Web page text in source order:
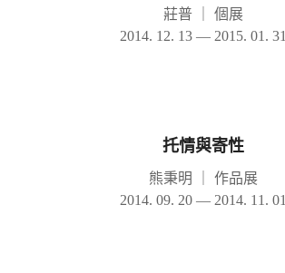
莊普
個展
2014. 12. 13 — 2015. 01. 31
托情與寄性
熊秉明
作品展
2014. 09. 20 — 2014. 11. 01